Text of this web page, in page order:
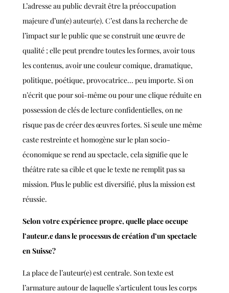
L’adresse au public devrait être la préoccupation
majeure d’un(e) auteur(e). C’est dans la recherche de
l’impact sur le public que se construit une œuvre de
qualité ; elle peut prendre toutes les formes, avoir tous
les contenus, avoir une couleur comique, dramatique,
politique, poétique, provocatrice... peu importe. Si on
n’écrit que pour soi-même ou pour une clique réduite en
possession de clés de lecture confidentielles, on ne
risque pas de créer des œuvres fortes. Si seule une même
caste restreinte et homogène sur le plan socio-
économique se rend au spectacle, cela signifie que le
théâtre rate sa cible et que le texte ne remplit pas sa
mission. Plus le public est diversifié, plus la mission est
réussie.
Selon votre expérience propre, quelle place occupe
l’auteur.e dans le processus de création d’un spectacle
en Suisse?
La place de l’auteur(e) est centrale. Son texte est
l’armature autour de laquelle s’articulent tous les corps